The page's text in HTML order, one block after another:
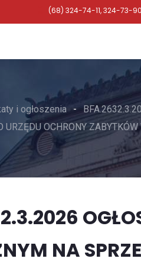
(68) 324-74-11, 324-73-90
i ogłoszenia
URZĘDU OCHRONY
NA